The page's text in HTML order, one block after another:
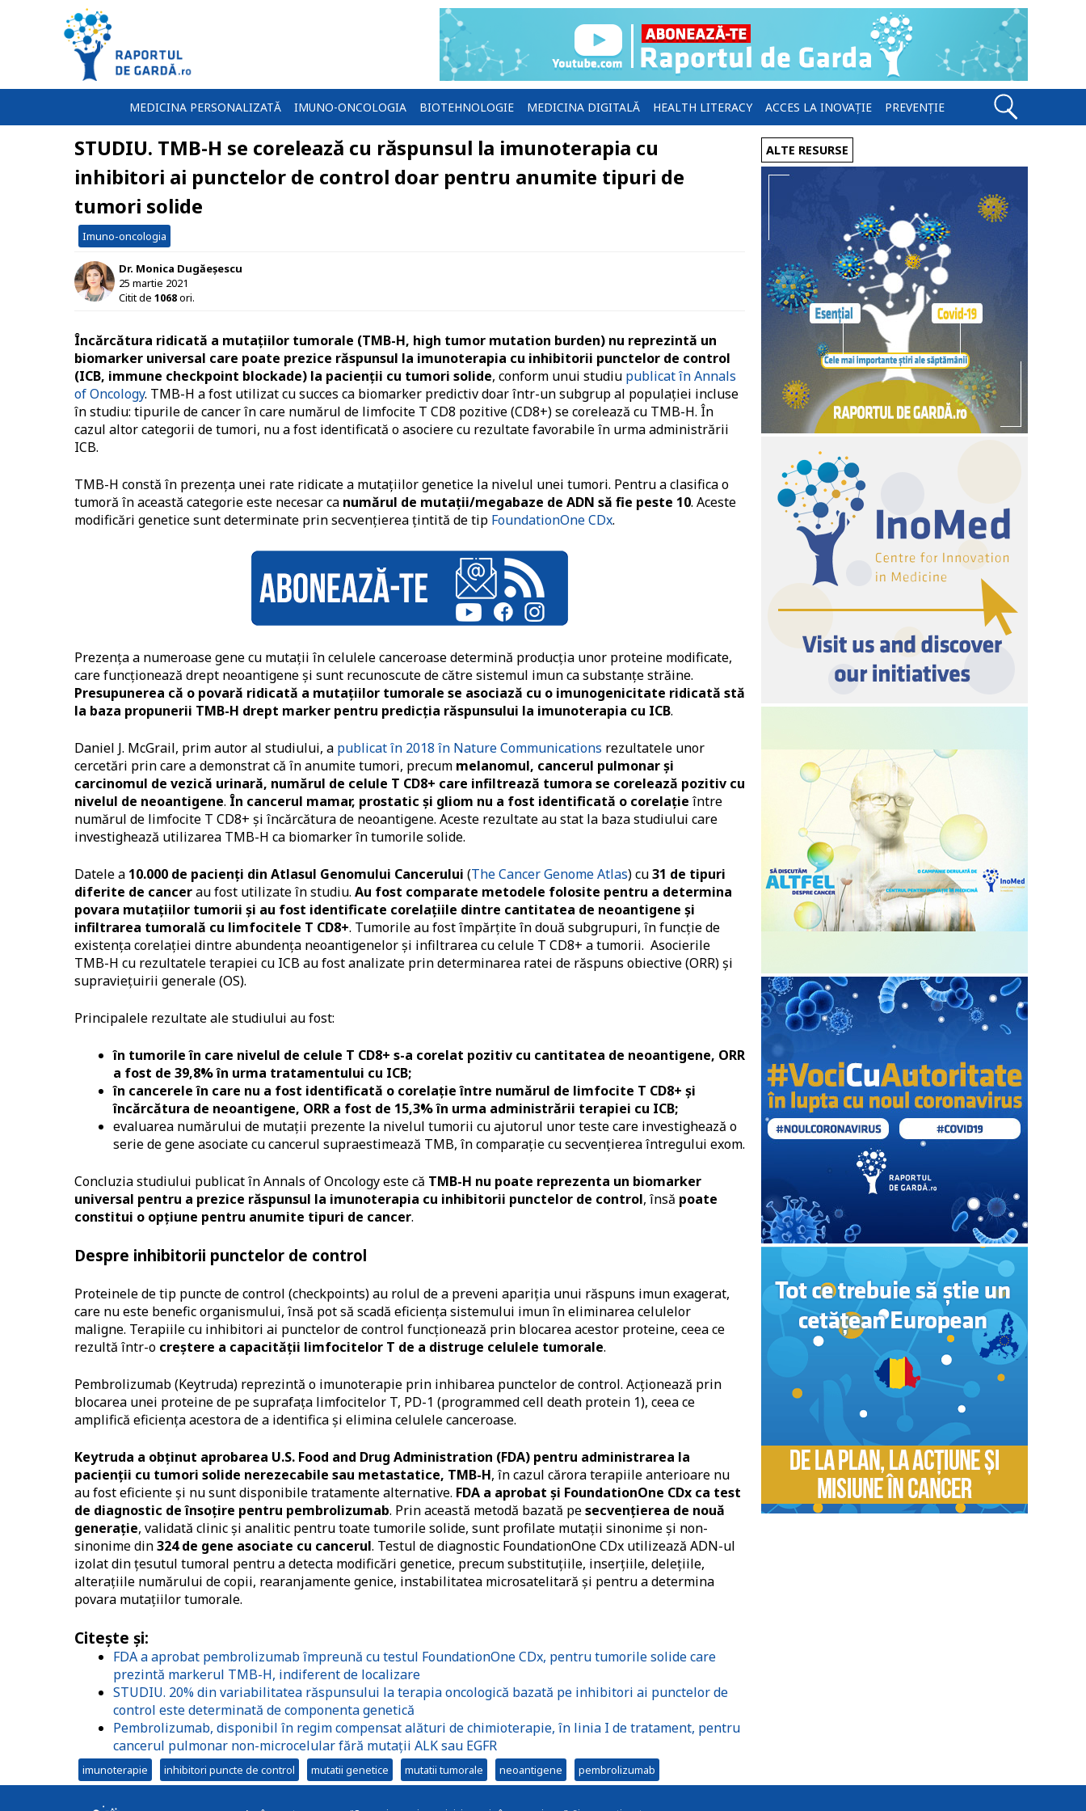
MEDICINA PERSONALIZATĂ IMUNO-ONCOLOGIA BIOTEHNOLOGIE MEDICINA DIGITALĂ HEALTH LITERACY ACCES LA INOVAȚIE PREVENȚIE
STUDIU. TMB-H se corelează cu răspunsul la imunoterapia cu
inhibitori ai punctelor de control doar pentru anumite tipuri de
tumori solide
Imuno-oncologia
Dr. Monica Dugăeșescu
25 martie 2021
Citit de 1068ori.
Încărcătura ridicată a mutațiilor tumorale (TMB-H, high tumor mutation burden) nu reprezintă un
biomarker universal care poate prezice răspunsul la imunoterapia cu inhibitorii punctelor de control
(ICB, immune checkpoint blockade) la pacienții cu tumori solide, conform unui studiu publicat în Annals
of Oncology. TMB-H a fost utilizat cu succes ca biomarker predictiv doar într-un subgrup al populației incluse
în studiu: tipurile de cancer în care numărul de limfocite T CD8 pozitive (CD8+) se corelează cu TMB-H. În
cazul altor categorii de tumori, nu a fost identificată o asociere cu rezultate favorabile în urma administrării
ICB.
TMB-H constă în prezența unei rate ridicate a mutațiilor genetice la nivelul unei tumori. Pentru a clasifica o
tumoră în această categorie este necesar ca numărul de mutații/megabaze de ADN să fie peste 10. Aceste
modificări genetice sunt determinate prin secvențierea țintită de tip FoundationOne CDx.
Prezența a numeroase gene cu mutații în celulele canceroase determină producția unor proteine modificate,
care funcționează drept neoantigene și sunt recunoscute de către sistemul imun ca substanțe străine.
Presupunerea că o povară ridicată a mutațiilor tumorale se asociază cu o imunogenicitate ridicată stă
la baza propunerii TMB-H drept marker pentru predicția răspunsului la imunoterapia cu ICB.
Daniel J. McGrail, prim autor al studiului, a publicat în 2018 în Nature Communications rezultatele unor
cercetări prin care a demonstrat că în anumite tumori, precum melanomul, cancerul pulmonar și
carcinomul de vezică urinară, numărul de celule T CD8+ care infiltrează tumora se corelează pozitiv cu
nivelul de neoantigene. În cancerul mamar, prostatic și gliom nu a fost identificată o corelație între
numărul de limfocite T CD8+ și încărcătura de neoantigene. Aceste rezultate au stat la baza studiului care
investighează utilizarea TMB-H ca biomarker în tumorile solide.
Datele a 10.000 de pacienți din Atlasul Genomului Cancerului (The Cancer Genome Atlas) cu31 de tipuri
diferite de cancerau fost utilizate în studiu. Au fost comparate metodele folosite pentru a determina
povara mutațiilor tumorii și au fost identificate corelațiile dintre cantitatea de neoantigene și
infiltrarea tumorală cu limfocitele T CD8+. Tumorile au fost împărțite în două subgrupuri, în funcție de
existența corelației dintre abundența neoantigenelor și infiltrarea cu celule T CD8+ a tumorii. Asocierile
TMB-H cu rezultatele terapiei cu ICB au fost analizate prin determinarea ratei de răspuns obiective (ORR) și
supraviețuirii generale (OS).
Principalele rezultate ale studiului au fost:
în tumorile în care nivelul de celule T CD8+ s-a corelat pozitiv cu cantitatea de neoantigene, ORR
a fost de 39,8% în urma tratamentului cu ICB;
în cancerele în care nu a fost identificată o corelație între numărul de limfocite T CD8+ și
încărcătura de neoantigene, ORR a fost de 15,3% în urma administrării terapiei cu ICB;
evaluarea numărului de mutații prezente la nivelul tumorii cu ajutorul unor teste care investighează o
serie de gene asociate cu cancerul supraestimează TMB, în comparație cu secvențierea întregului exom.
Concluzia studiului publicat în Annals of Oncology este că TMB-H nu poate reprezenta un biomarker
universal pentru a prezice răspunsul la imunoterapia cu inhibitorii punctelor de control, însă poate
constitui o opțiune pentru anumite tipuri de cancer.
Despre inhibitorii punctelor de control
Proteinele de tip puncte de control (checkpoints) au rolul de a preveni apariția unui răspuns imun exagerat,
care nu este benefic organismului, însă pot să scadă eficiența sistemului imun în eliminarea celulelor
maligne. Terapiile cu inhibitori ai punctelor de control funcționează prin blocarea acestor proteine, ceea ce
rezultă într-o creștere a capacității limfocitelor T de a distruge celulele tumorale.
Pembrolizumab (Keytruda) reprezintă o imunoterapie prin inhibarea punctelor de control. Acționează prin
blocarea unei proteine de pe suprafața limfocitelor T, PD-1 (programmed cell death protein 1), ceea ce
amplifică eficiența acestora de a identifica și elimina celulele canceroase.
Keytruda a obținut aprobarea U.S. Food and Drug Administration (FDA) pentru administrarea la
pacienții cu tumori solide nerezecabile sau metastatice, TMB-H, în cazul cărora terapiile anterioare nu
au fost eficiente și nu sunt disponibile tratamente alternative. FDA a aprobat și FoundationOne CDx ca test
de diagnostic de însoțire pentru pembrolizumab. Prin această metodă bazată pesecvențierea de nouă
generație, validată clinic și analitic pentru toate tumorile solide, sunt profilate mutații sinonime și non-
sinonime din324 de gene asociate cu cancerul. Testul de diagnostic FoundationOne CDx utilizează ADN-ul
izolat din țesutul tumoral pentru a detecta modificări genetice, precum substituțiile, inserțiile, delețiile,
alterațiile numărului de copii, rearanjamente genice, instabilitatea microsatelitară și pentru a determina
povara mutațiilor tumorale.
Citește și:
FDA a aprobat pembrolizumab împreună cu testul FoundationOne CDx, pentru tumorile solide care
prezintă markerul TMB-H, indiferent de localizare
STUDIU. 20% din variabilitatea răspunsului la terapia oncologică bazată pe inhibitori ai punctelor de
control este determinată de componenta genetică
Pembrolizumab, disponibil în regim compensat alături de chimioterapie, în linia I de tratament, pentru
cancerul pulmonar non-microcelular fără mutații ALK sau EGFR
imunoterapie inhibitori puncte de control mutatii genetice mutatii tumorale neoantigene pembrolizumab
ALTE RESURSE